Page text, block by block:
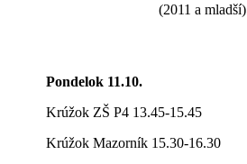
(2011 a mladší)
Pondelok 11.10.
Krúžok ZŠ P4 13.45-15.45
Krúžok Mazorník 15.30-16.30